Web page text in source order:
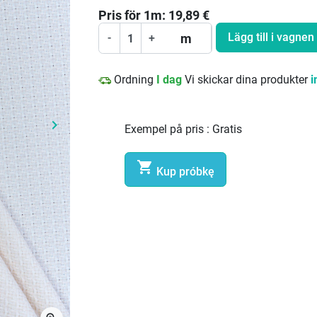
Nästa
keyboard_arrow_right
Pris för 1m: 19,89€
- + m Lägg till i vagnen
Ordning I dag Vi skickar dina produkter
Exempel på pris : Gratis
 Kup próbkę